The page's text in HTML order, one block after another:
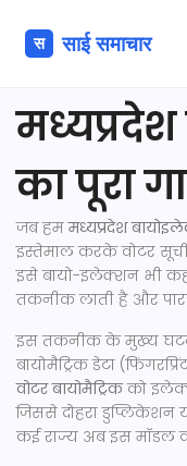
का पूरा
जब हममध्यप्रदेश
इस्तेमाल करके वोटर सूची
इसेबायो-इलेक्शन भी
तकनीक लाती है और
इस तकनीक के मुख्य
बायोमैट्रिक डेटा
वोटर बायोमैट्रिकको
जिससे दोहरा डुप्लिकेशन
कई राज्य अब इस मॉडल